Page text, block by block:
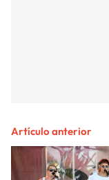
Artículo anterior